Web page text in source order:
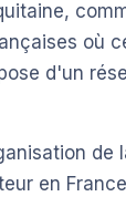
où
d'un
de
en